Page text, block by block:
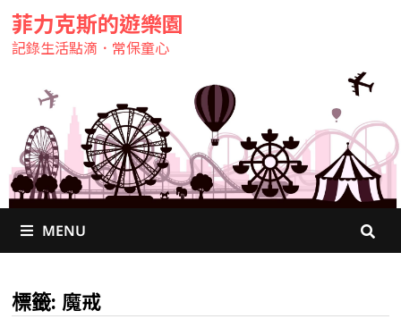
菲力克斯的遊樂園
記錄生活點滴．常保童心
MENU
標籤: 魔戒